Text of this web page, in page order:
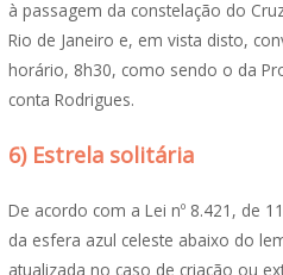
à passagem da constelação do
Rio de Janeiro e, em vista disto,
horário, 8h30, como sendo o da
conta Rodrigues.
6) Estrela solitária
De acordo com a Lei nº 8.421, de
da esfera azul celeste abaixo do
atualizada no caso de criação ou